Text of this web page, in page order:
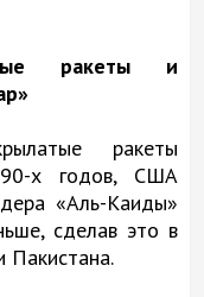
ракеты и
ракеты
х годов, США
«Аль-Каиды»
сделав это в
Пакистана.